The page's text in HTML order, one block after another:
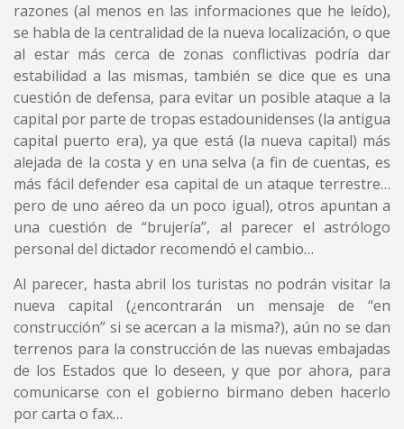
razones (al menos en las informaciones que he leído),
se habla de la centralidad de la nueva localización, o que
al estar más cerca de zonas conflictivas podría dar
estabilidad a las mismas, también se dice que es una
cuestión de defensa, para evitar un posible ataque a la
capital por parte de tropas estadounidenses (la antigua
capital puerto era), ya que está (la nueva capital) más
alejada de la costa y en una selva (a fin de cuentas, es
más fácil defender esa capital de un ataque terrestre…
pero de uno aéreo da un poco igual), otros apuntan a
una cuestión de “brujería”, al parecer el astrólogo
personal del dictador recomendó el cambio…
Al parecer, hasta abril los turistas no podrán visitar la
nueva capital (¿encontrarán un mensaje de “en
construcción” si se acercan a la misma?), aún no se dan
terrenos para la construcción de las nuevas embajadas
de los Estados que lo deseen, y que por ahora, para
comunicarse con el gobierno birmano deben hacerlo
por carta o fax…